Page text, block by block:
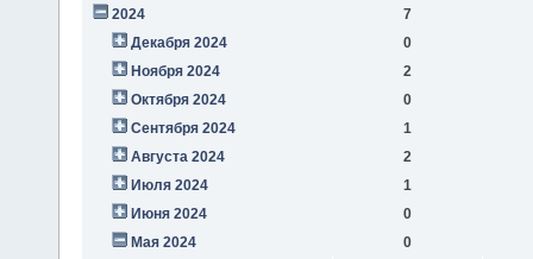
2024
7
Декабря 2024
0
Ноября 2024
2
Октября 2024
0
Сентября 2024
1
Августа 2024
2
Июля 2024
1
Июня 2024
0
Мая 2024
0